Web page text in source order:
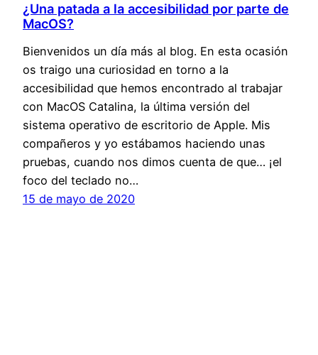
¿Una patada a la accesibilidad por parte de
MacOS?
Bienvenidos un día más al blog. En esta ocasión
os traigo una curiosidad en torno a la
accesibilidad que hemos encontrado al trabajar
con MacOS Catalina, la última versión del
sistema operativo de escritorio de Apple. Mis
compañeros y yo estábamos haciendo unas
pruebas, cuando nos dimos cuenta de que… ¡el
foco del teclado no…
15 de mayo de 2020